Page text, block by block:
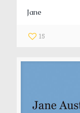
Jane
15